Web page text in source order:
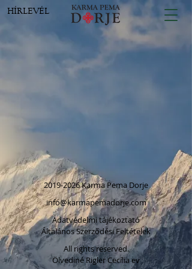
HÍRLEVÉL
2019-2026Karma Pema Dorje
info@karmapemadorje.com
Adatvédelmi tájékoztató
Általános Szerződési Feltételek
All rights reserved.
Ölvediné Rigler Cecília ev